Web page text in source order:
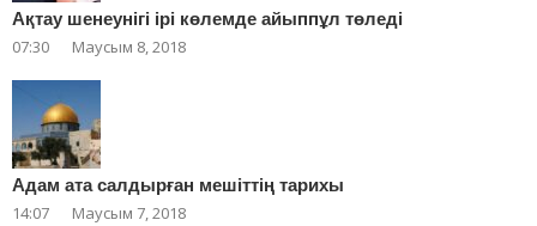
Ақтау шенеунігі ірі көлемде айыппұл төледі
07:30 Маусым 8, 2018
Адам ата салдырған мешіттің тарихы
14:07 Маусым 7, 2018